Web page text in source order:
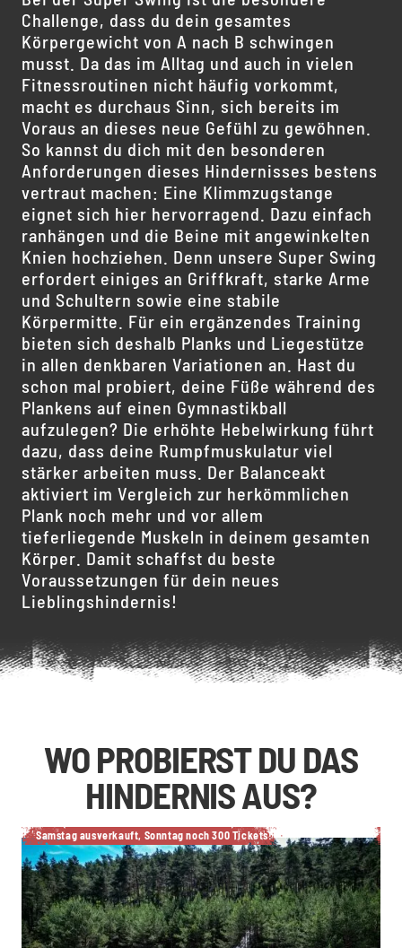
Challenge, dass du dein gesamtes
Körpergewicht von A nach B schwingen
musst. Da das im Alltag und auch in vielen
Fitnessroutinen nicht häufig vorkommt,
macht es durchaus Sinn, sich bereits im
Voraus an dieses neue Gefühl zu gewöhnen.
So kannst du dich mit den besonderen
Anforderungen dieses Hindernisses bestens
vertraut machen: Eine Klimmzugstange
eignet sich hier hervorragend. Dazu einfach
ranhängen und die Beine mit angewinkelten
Knien hochziehen. Denn unsere Super Swing
erfordert einiges an Griffkraft, starke Arme
und Schultern sowie eine stabile
Körpermitte. Für ein ergänzendes Training
bieten sich deshalb Planks und Liegestütze
in allen denkbaren Variationen an. Hast du
schon mal probiert, deine Füße während des
Plankens auf einen Gymnastikball
aufzulegen? Die erhöhte Hebelwirkung führt
dazu, dass deine Rumpfmuskulatur viel
stärker arbeiten muss. Der Balanceakt
aktiviert im Vergleich zur herkömmlichen
Plank noch mehr und vor allem
tieferliegende Muskeln in deinem gesamten
Körper. Damit schaffst du beste
Voraussetzungen für dein neues
Lieblingshindernis!
WO PROBIERST DU DAS
HINDERNIS AUS?
Samstag ausverkauft, Sonntag noch 300 Tickets!